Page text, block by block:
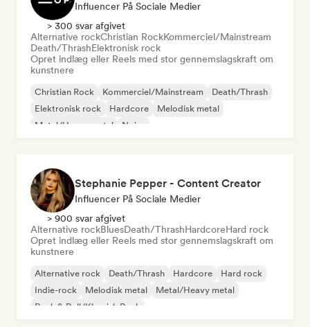
Influencer På Sociale Medier
> 300 svar afgivet
Alternative rockChristian RockKommerciel/Mainstream
Death/ThrashElektronisk rock
Opret indlæg eller Reels med stor gennemslagskraft om
kunstnere
Christian Rock Kommerciel/Mainstream
Death/Thrash
Elektronisk rock
Hardcore
Melodisk metal
Metal/Heavy metal
Noise
Stephanie Pepper - Content Creator
Influencer På Sociale Medier
> 900 svar afgivet
Alternative rockBluesDeath/ThrashHardcoreHard rock
Opret indlæg eller Reels med stor gennemslagskraft om
kunstnere
Alternative rock Death/Thrash Hardcore
Hard rock
Indie-rock
Melodisk metal
Metal/Heavy metal
Rock & Roll/Klassisk Rock